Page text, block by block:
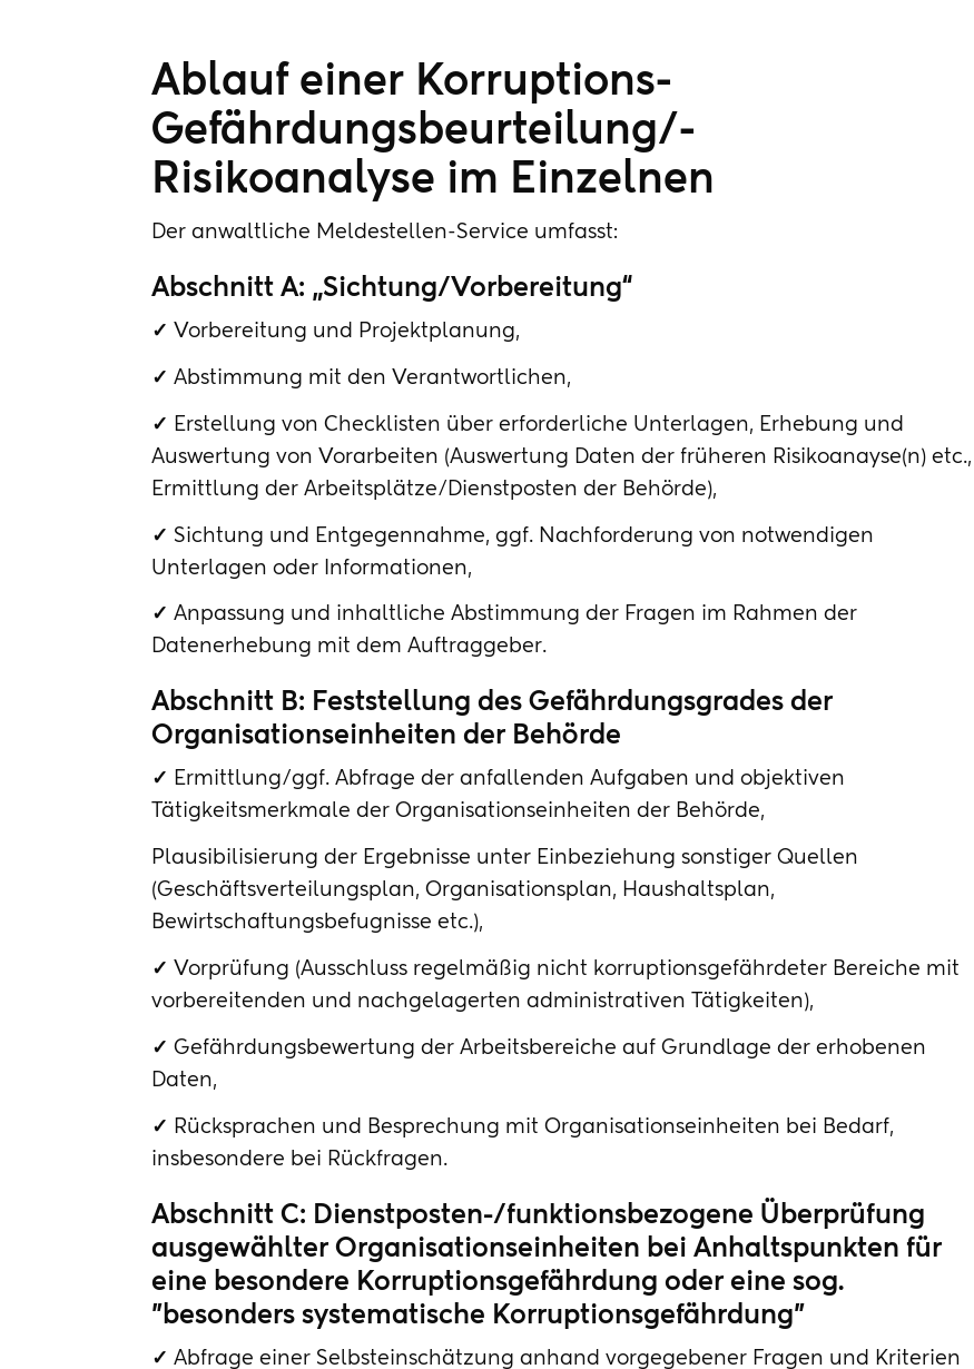
Ablauf einer Korruptions-
Gefährdungsbeurteilung/-
Risikoanalyse im Einzelnen
Der anwaltliche Meldestellen-Service umfasst:
Abschnitt A: „Sichtung/Vorbereitung“
✓ Vorbereitung und Projektplanung,
✓ Abstimmung mit den Verantwortlichen,
✓ Erstellung von Checklisten über erforderliche Unterlagen, Erhebung und
Auswertung von Vorarbeiten (Auswertung Daten der früheren Risikoanayse(n) etc.,
Ermittlung der Arbeitsplätze/Dienstposten der Behörde),
✓ Sichtung und Entgegennahme, ggf. Nachforderung von notwendigen
Unterlagen oder Informationen,
✓ Anpassung und inhaltliche Abstimmung der Fragen im Rahmen der
Datenerhebung mit dem Auftraggeber.
Abschnitt B: Feststellung des Gefährdungsgrades der
Organisationseinheiten der Behörde
✓ Ermittlung/ggf. Abfrage der anfallenden Aufgaben und objektiven
Tätigkeitsmerkmale der Organisationseinheiten der Behörde,
Plausibilisierung der Ergebnisse unter Einbeziehung sonstiger Quellen
(Geschäftsverteilungsplan, Organisationsplan, Haushaltsplan,
Bewirtschaftungsbefugnisse etc.),
✓ Vorprüfung (Ausschluss regelmäßig nicht korruptionsgefährdeter Bereiche mit
vorbereitenden und nachgelagerten administrativen Tätigkeiten),
✓ Gefährdungsbewertung der Arbeitsbereiche auf Grundlage der erhobenen
Daten,
✓ Rücksprachen und Besprechung mit Organisationseinheiten bei Bedarf,
insbesondere bei Rückfragen.
Abschnitt C: Dienstposten-/funktionsbezogene Überprüfung
ausgewählter Organisationseinheiten bei Anhaltspunkten für
eine besondere Korruptionsgefährdung oder eine sog.
"besonders systematische Korruptionsgefährdung"
✓ Abfrage einer Selbsteinschätzung anhand vorgegebener Fragen und Kriterien